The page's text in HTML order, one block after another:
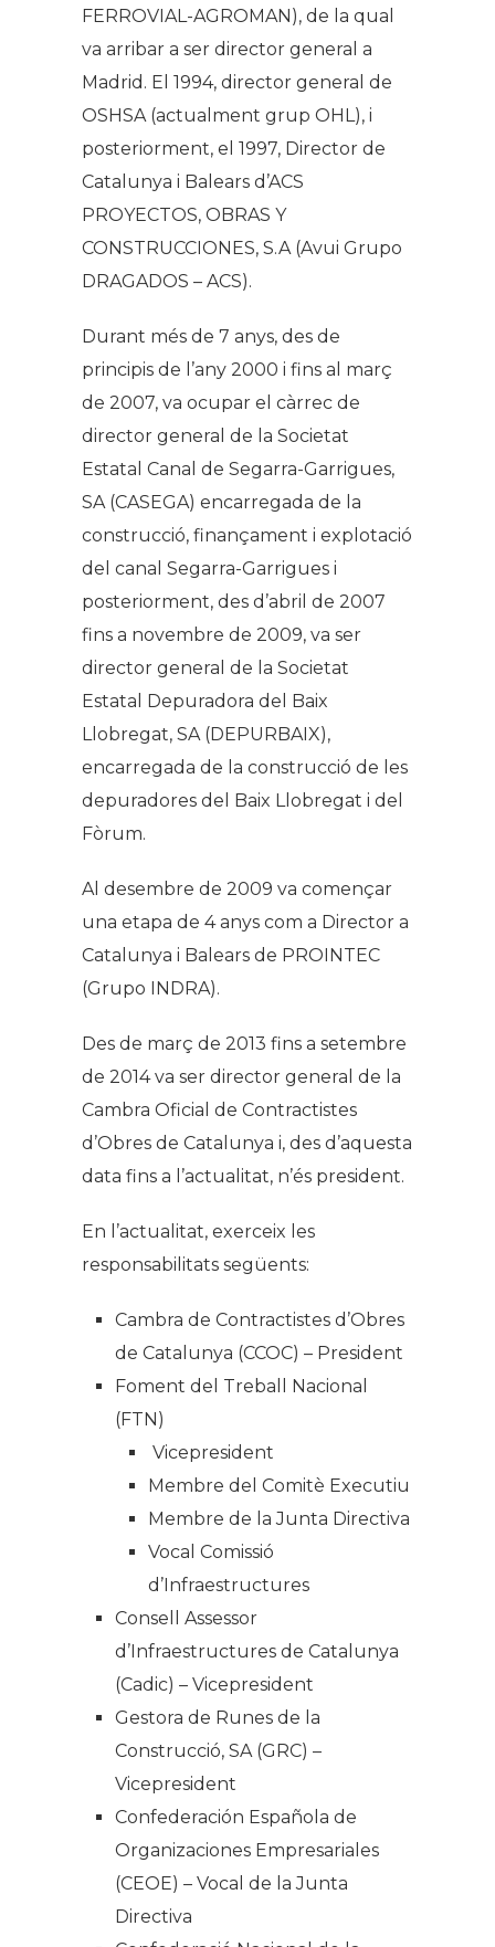
FERROVIAL-AGROMAN), de la qual
va arribar a ser director general a
Madrid. El 1994, director general de
OSHSA (actualment grup OHL), i
posteriorment, el 1997, Director de
Catalunya i Balears d’ACS
PROYECTOS, OBRAS Y
CONSTRUCCIONES, S.A (Avui Grupo
DRAGADOS – ACS).
Durant més de 7 anys, des de
principis de l’any 2000 i fins al març
de 2007, va ocupar el càrrec de
director general de la Societat
Estatal Canal de Segarra-Garrigues,
SA (CASEGA) encarregada de la
construcció, finançament i explotació
del canal Segarra-Garrigues i
posteriorment, des d’abril de 2007
fins a novembre de 2009, va ser
director general de la Societat
Estatal Depuradora del Baix
Llobregat, SA (DEPURBAIX),
encarregada de la construcció de les
depuradores del Baix Llobregat i del
Fòrum.
Al desembre de 2009 va començar
una etapa de 4 anys com a Director a
Catalunya i Balears de PROINTEC
(Grupo INDRA).
Des de març de 2013 fins a setembre
de 2014 va ser director general de la
Cambra Oficial de Contractistes
d’Obres de Catalunya i, des d’aquesta
data fins a l’actualitat, n’és president.
En l’actualitat, exerceix les
responsabilitats següents:
Cambra de Contractistes d’Obres
de Catalunya (CCOC) – President
Foment del Treball Nacional
(FTN)
Vicepresident
Membre del Comitè Executiu
Membre de la Junta Directiva
Vocal Comissió
d’Infraestructures
Consell Assessor
d’Infraestructures de Catalunya
(Cadic) – Vicepresident
Gestora de Runes de la
Construcció, SA (GRC) –
Vicepresident
Confederación Española de
Organizaciones Empresariales
(CEOE) – Vocal de la Junta
Directiva